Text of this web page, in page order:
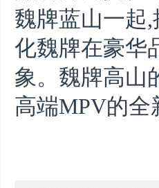
魏牌蓝山一起
化魏牌在豪华
象。魏牌高山
高端MPV的全